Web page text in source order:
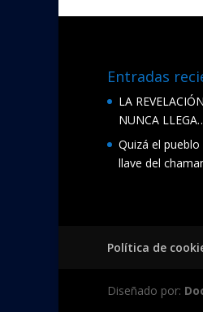
Entradas
LA
NUNCA
Quizá el
llave del
Política de
Diseñado por: